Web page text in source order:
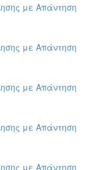
με Απάντηση
με Απάντηση
με Απάντηση
με Απάντηση
με Απάντηση